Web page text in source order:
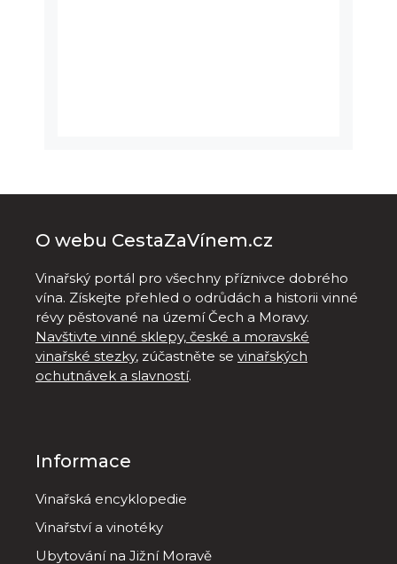
O webu CestaZaVínem.cz
Vinařský portál pro všechny příznivce dobrého
vína. Získejte přehled o odrůdách a historii vinné
révy pěstované na území Čech a Moravy.
Navštivte vinné sklepy, české a moravské
vinařské stezky, zúčastněte se vinařských
ochutnávek a slavností.
Informace
Vinařská encyklopedie
Vinařství a vinotéky
Ubytování na Jižní Moravě